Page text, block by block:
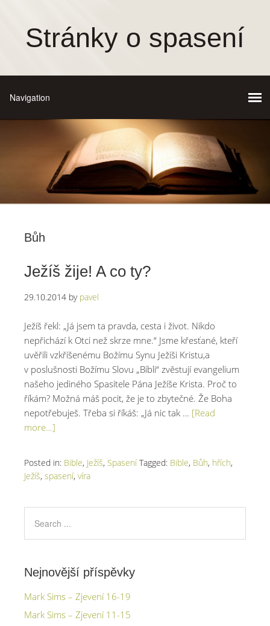
Stránky o spasení
Bůh
Ježíš žije! A co ty?
29.10.2014 by pavel
Ježíš řekl: „Já jsem ta pravda, cesta i život. Nikdo
nepřichází k Otci než skrze mne.“ Jsme křesťané, kteří
uvěřili vzkříšenému Božímu Synu Ježíši Kristu,a
v poslušnosti Božímu Slovu „Bibli“ zvěstují evangelium
našeho jediného Spasitele Pána Ježíše Krista. Proč to
říkám? Možná máš pocit, že je to zbytečné. Že Boha
nepotřebuješ. Třeba si říkáš: „Já nic tak … [Read
more…]
Posted in: Bible, Ježíš, Spasení Tagged: Bible, Bůh, hřích,
Ježíš, spasení, víra
Nejnovější příspěvky
Mark Sims – Zjevení 16-19
Mark Sims – Zjevení 11-15